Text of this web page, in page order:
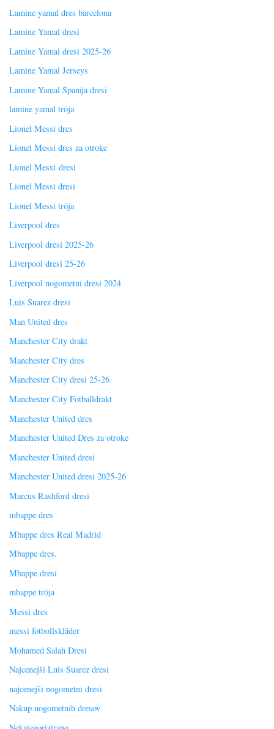
Lamine yamal dres barcelona
Lamine Yamal dresi
Lamine Yamal dresi 2025-26
Lamine Yamal Jerseys
Lamine Yamal Španija dresi
lamine yamal tröja
Lionel Messi dres
Lionel Messi dres za otroke
Lionel Messi dresi
Lionel Messi dresi
Lionel Messi tröja
Liverpool dres
Liverpool dresi 2025-26
Liverpool dresi 25-26
Liverpool nogometni dresi 2024
Luis Suarez dresi
Man United dres
Manchester City drakt
Manchester City dres
Manchester City dresi 25-26
Manchester City Fotballdrakt
Manchester United dres
Manchester United Dres za otroke
Manchester United dresi
Manchester United dresi 2025-26
Marcus Rashford dresi
mbappe dres
Mbappe dres Real Madrid
Mbappe dres.
Mbappe dresi
mbappe tröja
Messi dres
messi fotbollskläder
Mohamed Salah Dresi
Najcenejši Luis Suarez dresi
najcenejši nogometni dresi
Nakup nogometnih dresov